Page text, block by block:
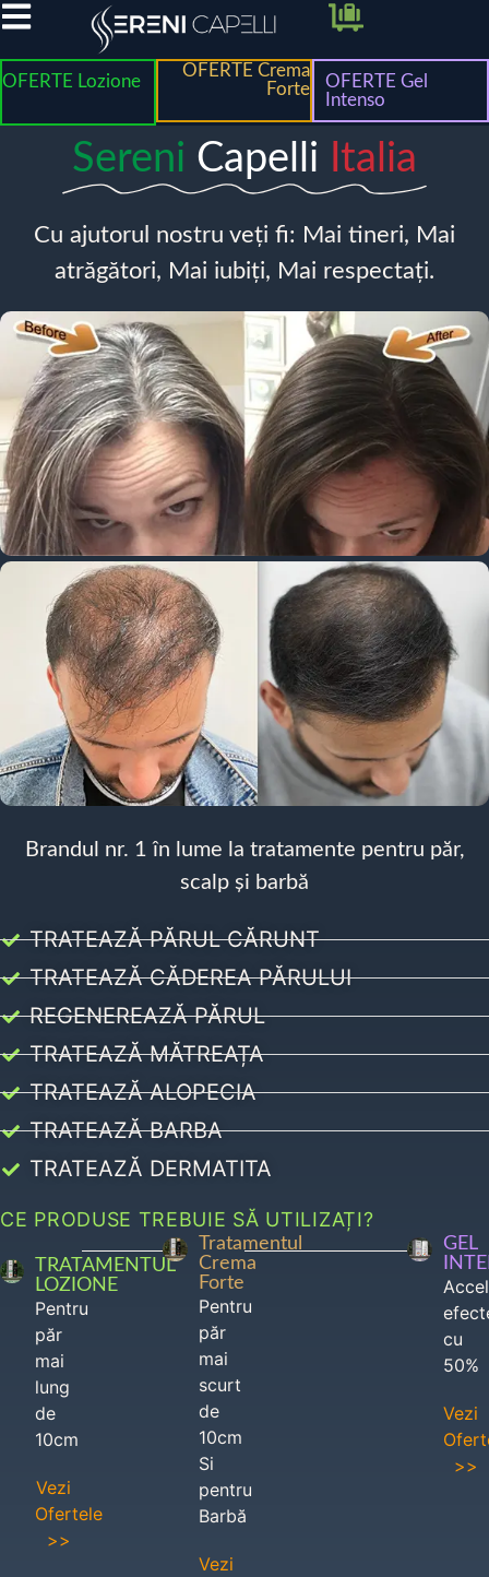
OFERTE Lozione
OFERTE Crema
Forte
OFERTE Gel
Intenso
Sereni Capelli Italia
Cu ajutorul nostru veți fi: Mai tineri, Mai
atrăgători, Mai iubiți, Mai respectați.
Brandul nr. 1 în lume la tratamente pentru păr,
scalp și barbă
TRATEAZĂ PĂRUL CĂRUNT
TRATEAZĂ CĂDEREA PĂRULUI
REGENEREAZĂ PĂRUL
TRATEAZĂ MĂTREAȚA
TRATEAZĂ ALOPECIA
TRATEAZĂ BARBA
TRATEAZĂ DERMATITA
CE PRODUSE TREBUIE SĂ UTILIZAȚI?
TRATAMENTUL
LOZIONE
Pentru
păr
mai
lung
de
10cm
Vezi
Ofertele
>>
Tratamentul
Crema
Forte
Pentru
păr
mai
scurt
de
10cm
Si
pentru
Barbă
Vezi
GEL
cu
50%
Vezi
>>